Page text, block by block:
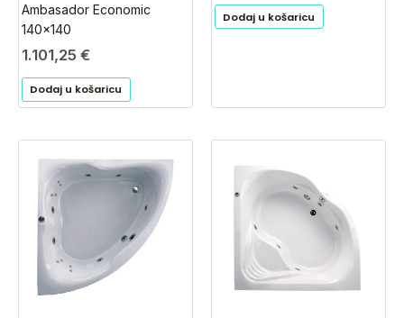
Ambasador Economic
140×140
1.101,25 €
Dodaj u košaricu
Dodaj u košaricu